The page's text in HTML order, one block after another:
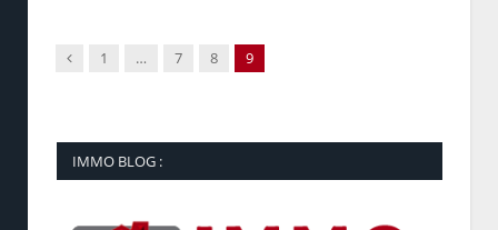
Précédent
1 … 7 8 9
IMMO BLOG :